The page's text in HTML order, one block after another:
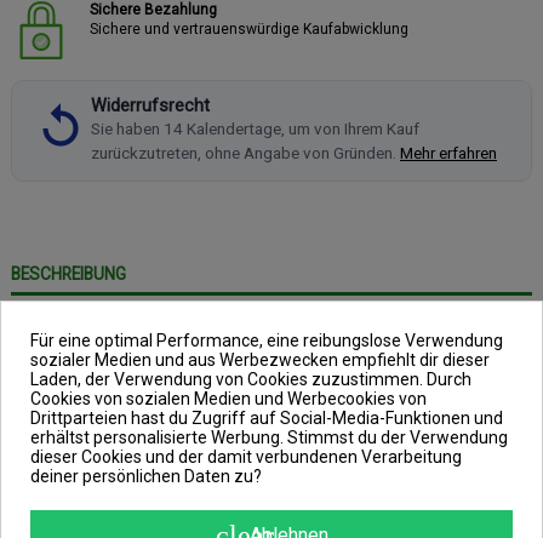
Sichere Bezahlung
Sichere und vertrauenswürdige Kaufabwicklung
Widerrufsrecht
Sie haben 14 Kalendertage, um von Ihrem Kauf
zurückzutreten, ohne Angabe von Gründen. Mehr erfahren
BESCHREIBUNG
ANGABEN ZUR PRODUKTSICHERHEIT
REVIEWS(0)
LOGOS T-Shirt
Für eine optimal Performance, eine reibungslose Verwendung
sozialer Medien und aus Werbezwecken empfiehlt dir dieser
Laden, der Verwendung von Cookies zuzustimmen. Durch
Cookies von sozialen Medien und Werbecookies von
Drittparteien hast du Zugriff auf Social-Media-Funktionen und
erhältst personalisierte Werbung. Stimmst du der Verwendung
dieser Cookies und der damit verbundenen Verarbeitung
deiner persönlichen Daten zu?